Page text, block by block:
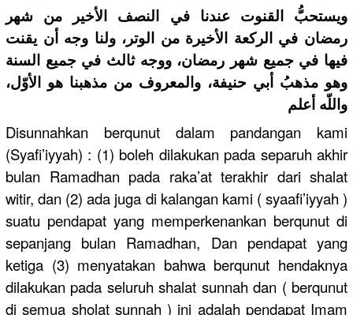
ويستحبُّ القنوت عندنا في النصف الأخير من شهر
رمضان في الركعة الأخيرة من الوتر، ولنا وجه أن يقنت
فيها في جميع شهر رمضان، ووجه ثالث في جميع السنة
وهو مذهبُ أبي حنيفة، والمعروف من مذهبنا هو الأوّل،
واللّه أعلم
Disunnahkan berqunut dalam pandangan kami
(Syafi’iyyah) : (1) boleh dilakukan pada separuh akhir
bulan Ramadhan pada raka’at terakhir dari shalat
witir, dan (2) ada juga di kalangan kami ( syaafi’iyyah )
suatu pendapat yang memperkenankan berqunut di
sepanjang bulan Ramadhan, Dan pendapat yang
ketiga (3) menyatakan bahwa berqunut hendaknya
dilakukan pada seluruh shalat sunnah dan ( berqunut
di semua sholat sunnah ) ini adalah pendapat Imam